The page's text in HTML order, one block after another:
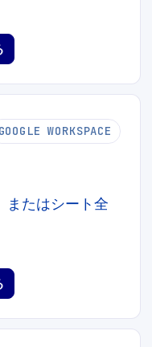
GOOGLE WORKSPACE
またはシート全